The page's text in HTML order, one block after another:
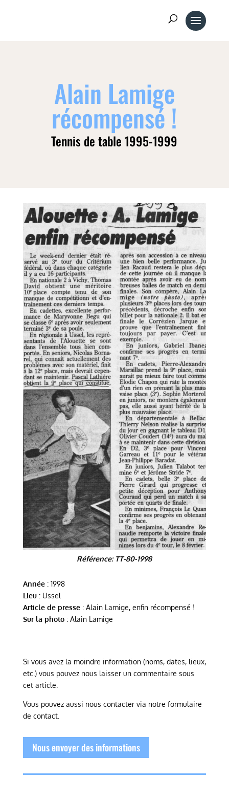
Alain Lamige
récompensé !
Tennis de table 1995-1999
Référence: TT-80-1998
Année : 1998
Lieu: Ussel
Article de presse: Alain Lamige, enfin récompensé !
Sur la photo: Alain Lamige
Si vous avez la moindre information (noms, dates, lieux,
etc.) vous pouvez nous laisser un commentaire sous
cet article.
Vous pouvez aussi nous contacter via notre formulaire
de contact.
Nous envoyer des informations